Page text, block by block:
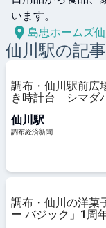
います。
島忠ホームズ
仙川駅の記
調布・仙川駅前広
き時計台 シマダ
仙川駅
調布経済新聞
調布・仙川の洋菓
ー バジック」1周